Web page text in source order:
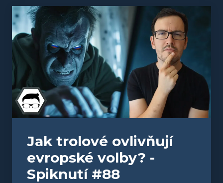
Jak trolové ovlivňují
evropské volby? -
Spiknutí #88